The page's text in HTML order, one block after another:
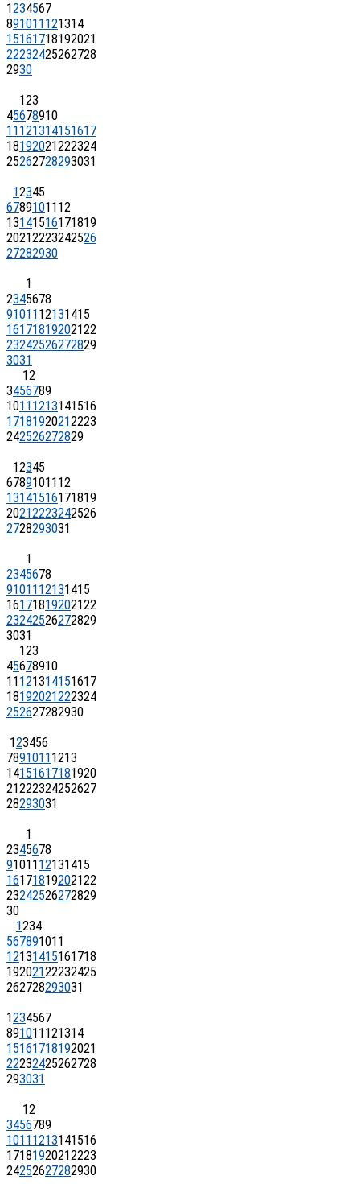
1234567
891011 121314
15161718192021
22232425262728
2930
123
45678910
11 121314151617
18192021222324
25262728293031
12345
67891011 12
13141516171819
20212223242526
27282930
1
2345678
91011 12131415
16171819202122
23242526272829
3031
12
3456789
1011 1213141516
17181920212223
242526272829
12345
67891011 12
13141516171819
20212223242526
2728293031
1
2345678
91011 12131415
16171819202122
23242526272829
3031
123
45678910
11 121314151617
18192021222324
252627282930
123456
7891011 1213
14151617181920
21222324252627
28293031
1
2345678
91011 12131415
16171819202122
23242526272829
30
1234
567891011
12131415161718
19202122232425
262728293031
1234567
891011 121314
15161718192021
22232425262728
293031
12
3456789
1011 1213141516
17181920212223
24252627282930